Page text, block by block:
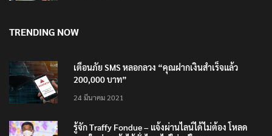
TRENDING NOW
เตือนภัย SMS หลอกลวง “คุณฝากเงินสำเร็จแล้ว
200,000 บาท”
24 มีนาคม 2021
รู้จัก Traffy Fondue – แจ้งผ่านไลน์ได้ไม่ต้อง โหลด